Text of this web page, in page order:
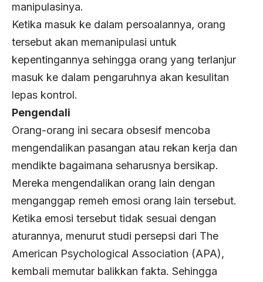
manipulasinya.
Ketika masuk ke dalam persoalannya, orang
tersebut akan memanipulasi untuk
kepentingannya sehingga orang yang terlanjur
masuk ke dalam pengaruhnya akan kesulitan
lepas kontrol.
Pengendali
Orang-orang ini secara obsesif mencoba
mengendalikan pasangan atau rekan kerja dan
mendikte bagaimana seharusnya bersikap.
Mereka mengendalikan orang lain dengan
menganggap remeh emosi orang lain tersebut.
Ketika emosi tersebut tidak sesuai dengan
aturannya, menurut studi persepsi dari The
American Psychological Association (APA),
kembali memutar balikkan fakta. Sehingga